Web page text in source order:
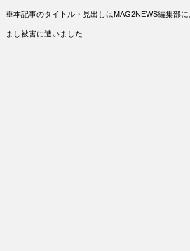
※本記事のタイトル・見出しはMAG2NEWS編集部
まし被害に遭いました